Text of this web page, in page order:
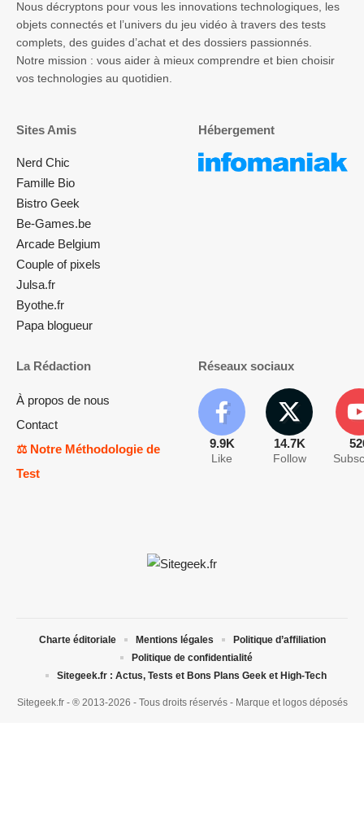
Nous décryptons pour vous les innovations technologiques, les
objets connectés et l’univers du jeu vidéo à travers des tests
complets, des guides d’achat et des dossiers passionnés.
Notre mission : vous aider à mieux comprendre et bien choisir
vos technologies au quotidien.
Sites Amis
Nerd Chic
Famille Bio
Bistro Geek
Be-Games.be
Arcade Belgium
Couple of pixels
Julsa.fr
Byothe.fr
Papa blogueur
Hébergement
La Rédaction
À propos de nous
Contact
⚖️ Notre Méthodologie de
Test
Réseaux sociaux
9.9K
Like
14.7K
Follow
Sitegeek.fr - ® 2013-2026 - Tous droits réservés - Marque et logos déposés
Charte éditoriale Mentions légales
Politique d’affiliation
Politique de confidentialité
Sitegeek.fr : Actus, Tests et Bons Plans Geek et High-Tech